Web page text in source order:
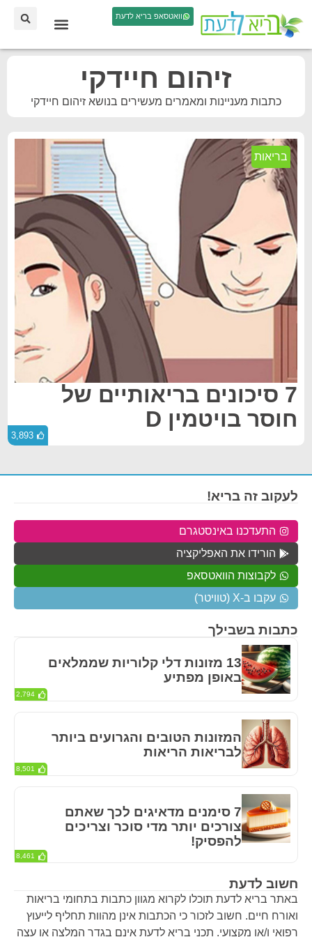
וואטסאפ בריא לדעת
זיהום חיידקי
כתבות מעניינות ומאמרים מעשירים בנושא זיהום חיידקי
בריאות
7 סיכונים בריאותיים של
חוסר בויטמין D
3,893
חשוב לדעת
באתר בריא לדעת תוכלו לקרוא מגוון כתבות בתחומי בריאות
ואורח חיים. חשוב לזכור כי הכתבות אינן מהוות תחליף לייעוץ
רפואי ו/או מקצועי. תכני בריא לדעת אינם בגדר המלצה או עצה
כתבות בשבילך
13 מזונות דלי קלוריות שממלאים
באופן מפתיע
2,794
המזונות הטובים והגרועים ביותר
לבריאות הריאות
8,501
7 סימנים מדאיגים לכך שאתם
צורכים יותר מדי סוכר וצריכים
להפסיק!
8,461
לעקוב זה בריא!
התעדכנו באינסטגרם
הורידו את האפליקציה
לקבוצות הוואטסאפ
עקבו ב-X (טוויטר)